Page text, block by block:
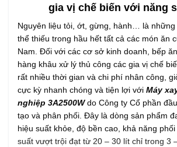
gia vị chế biến với năng
Nguyên liệu tỏi, ớt, gừng, hành… là những
thể thiếu trong hầu hết tất cả các món ăn
Nam. Đối với các cơ sở kinh doanh, bếp
hàng khâu xử lý thủ công các gia vị chế
rất nhiều thời gian và chi phí nhân công,
cực kỳ nhanh chóng và tiện lợi với Máy
nghiệp 3A2500Wdo Công ty Cổ phần
tạo và phân phối. Đây là dòng sản phẩm
hiệu suất khỏe, độ bền cao, khả năng
suất vượt trội đạt từ 20 – 30 lít chỉ trong 3